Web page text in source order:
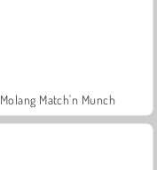
Molang Match'n Munch